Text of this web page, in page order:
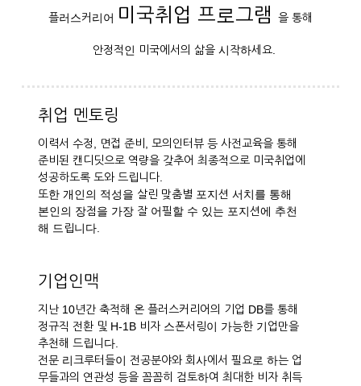
플러스커리어 미국취업 프로그램 을 통해
안정적인 미국에서의 삶을 시작하세요.
취업 멘토링
이력서 수정, 면접 준비, 모의인터뷰 등 사전교육을 통해
준비된 캔디딧으로 역량을 갖추어 최종적으로 미국취업에
성공하도록 도와 드립니다.
또한 개인의 적성을 살린 맞춤별 포지션 서치를 통해
본인의 장점을 가장 잘 어필할 수 있는 포지션에 추천
해 드립니다.
기업인맥
지난 10년간 축적해 온 플러스커리어의 기업 DB를 통해
정규직 전환 및 H-1B 비자 스폰서링이 가능한 기업만을
추천해 드립니다.
전문 리크루터들이 전공분야와 회사에서 필요로 하는 업
무들과의 연관성 등을 꼼꼼히 검토하여 최대한 비자 취득